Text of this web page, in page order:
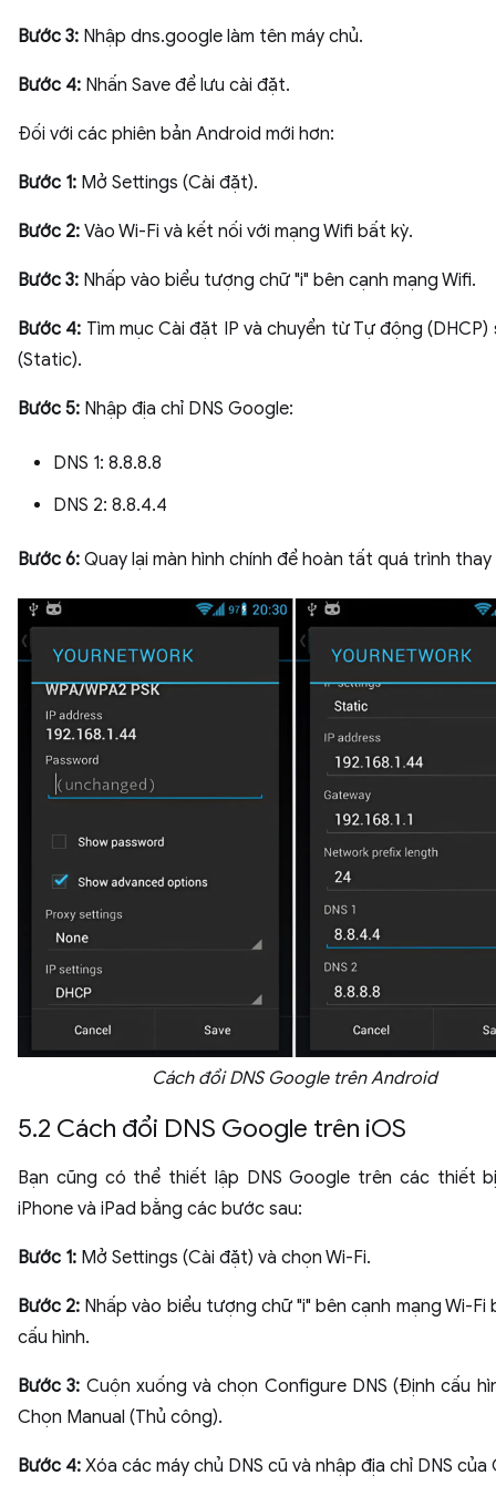
Bước 3: Nhập dns.google làm tên máy chủ.
Bước 4: Nhấn Save để lưu cài đặt.
Đối với các phiên bản Android mới hơn:
Bước 1: Mở Settings (Cài đặt).
Bước 2: Vào Wi-Fi và kết nối với mạng Wifi bất kỳ.
Bước 3: Nhấp vào biểu tượng chữ "i" bên cạnh mạng Wifi.
Bước 4: Tìm mục Cài đặt IP và chuyển từ Tự động (DHCP)
(Static).
Bước 5: Nhập địa chỉ DNS Google:
DNS 1: 8.8.8.8
DNS 2: 8.8.4.4
Bước 6: Quay lại màn hình chính để hoàn tất quá trình thay
Cách đổi DNS Google trên Android
5.2 Cách đổi DNS Google trên iOS
Bạn cũng có thể thiết lập DNS Google trên các thiết
iPhone và iPad bằng các bước sau:
Bước 1: Mở Settings (Cài đặt) và chọn Wi-Fi.
Bước 2: Nhấp vào biểu tượng chữ "i" bên cạnh mạng Wi-Fi
cấu hình.
Bước 3: Cuộn xuống và chọn Configure DNS (Định cấu
Chọn Manual (Thủ công).
Bước 4: Xóa các máy chủ DNS cũ và nhập địa chỉ DNS của